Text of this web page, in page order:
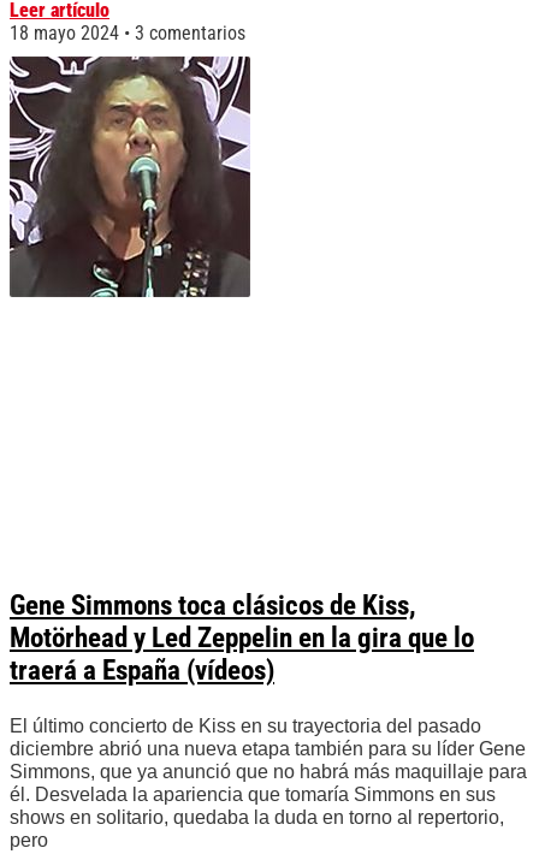
Leer artículo
18 mayo 2024
3 comentarios
Gene Simmons toca clásicos de Kiss,
Motörhead y Led Zeppelin en la gira que lo
traerá a España (vídeos)
El último concierto de Kiss en su trayectoria del pasado
diciembre abrió una nueva etapa también para su líder Gene
Simmons, que ya anunció que no habrá más maquillaje para
él. Desvelada la apariencia que tomaría Simmons en sus
shows en solitario, quedaba la duda en torno al repertorio,
pero